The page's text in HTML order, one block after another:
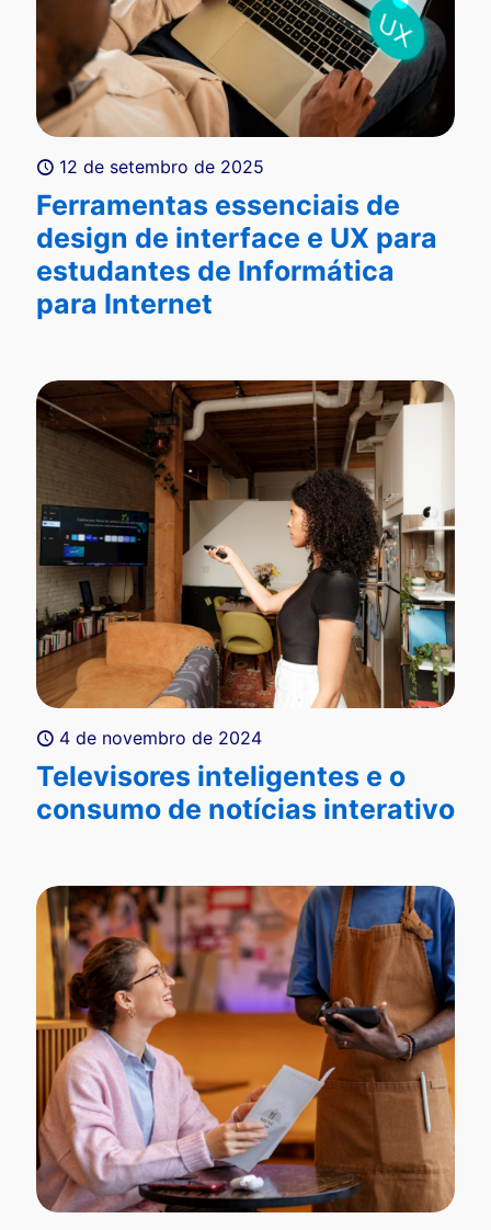
12 de setembro de 2025
Ferramentas essenciais de
design de interface e UX para
estudantes de Informática
para Internet
4 de novembro de 2024
Televisores inteligentes e o
consumo de notícias interativo